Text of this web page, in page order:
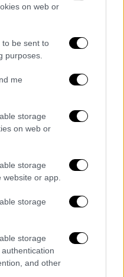
on web or
to be sent to
purposes.
me
storage
on web or
storage
or app.
storage
storage
and other
σάπιου κρέατος
αγορά και σε
Περιφέρειας
Πειραιά μετά